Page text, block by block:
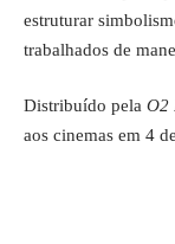
estruturar
trabalhados de
Distribuído pela O2
aos cinemas em 4